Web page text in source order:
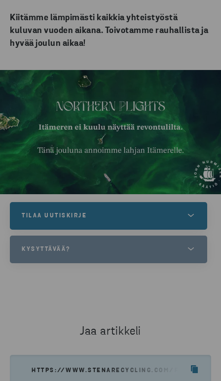
Kiitämme lämpimästi kaikkia yhteistyöstä
kuluvan vuoden aikana. Toivotamme rauhallista ja
hyvää joulun aikaa!
TILAA UUTISKIRJE
KYSYTTÄVÄÄ?
Jaa artikkeli
HTTPS://WWW.STENARECYCLING.COM/FI/